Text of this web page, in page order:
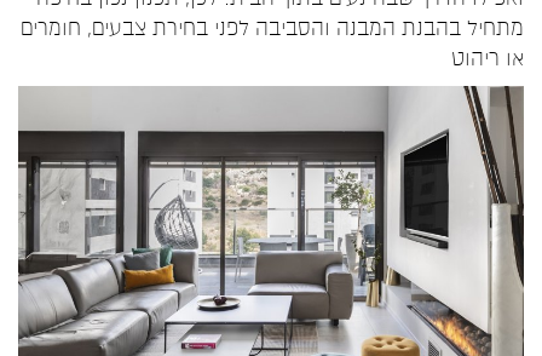
מתחיל בהבנת המבנה והסביבה לפני בחירת צבעים, חומרים
או ריהוט